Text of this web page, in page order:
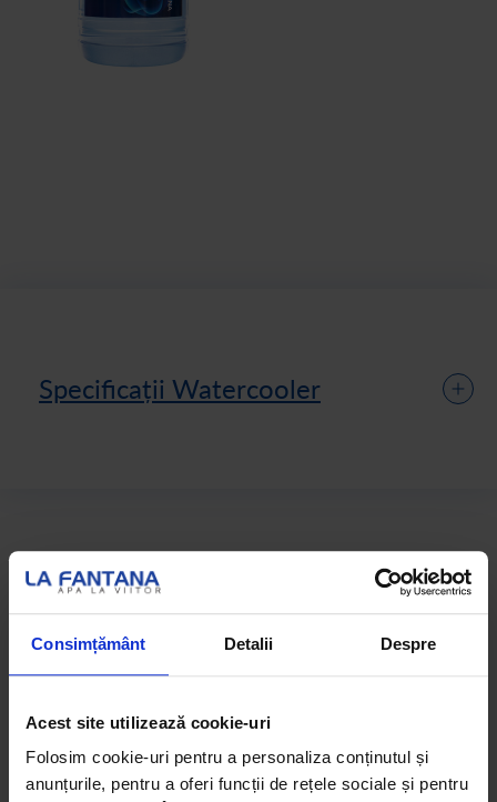
Consimțământ Detalii Despre
Acest site utilizează cookie-uri
Folosim cookie-uri pentru a personaliza conținutul și
anunțurile, pentru a oferi funcții de rețele sociale și pentru
Specificații Watercooler
Specificații tehnice:
Dotări: Sondă de răcire Inside-Out/Tehnologie
eficientă dovedită
Dimensiuni aproximative (pot diferi în funcție de
Opțiuni dispersie apă: fierbinte și rece
Tip Amplasare : Pe podea